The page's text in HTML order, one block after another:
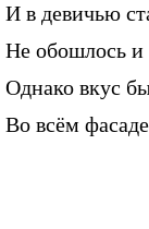
И в девичью
Не обошлось и
Однако вкус
Во всём